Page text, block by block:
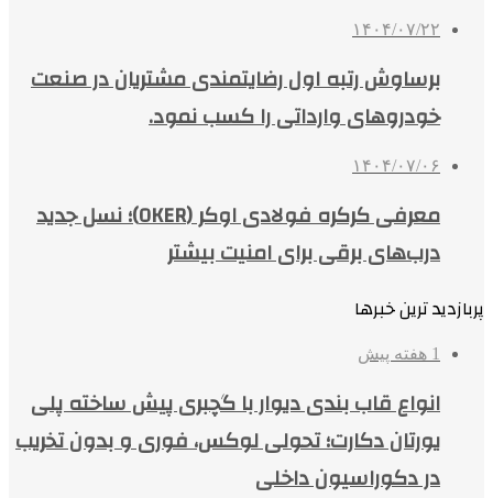
۱۴۰۴/۰۷/۲۲
برساوش رتبه اول رضایتمندی مشتریان در صنعت
خودروهای وارداتی را کسب نمود.
۱۴۰۴/۰۷/۰۶
معرفی کرکره فولادی اوکر (OKER)؛ نسل جدید
درب‌های برقی برای امنیت بیشتر
پربازدید ترین خبرها
1 هفته پیش
انواع قاب بندی دیوار با گچبری پیش ساخته پلی
یورتان دکارت؛ تحولی لوکس، فوری و بدون تخریب
در دکوراسیون داخلی